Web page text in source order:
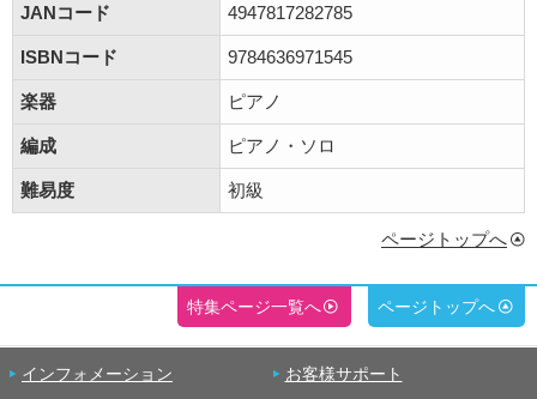
JANコード 4947817282785
ISBNコード 9784636971545
楽器 ピアノ
編成 ピアノ・ソロ
難易度 初級
ページトップへ
特集ページ一覧へ ページトップへ
インフォメーション お客様サポート